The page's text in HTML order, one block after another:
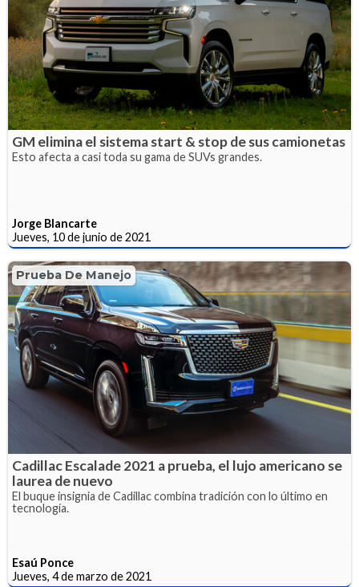
GM elimina el sistema start & stop de sus camionetas
Esto afecta a casi toda su gama de SUVs grandes.
Jorge Blancarte
Jueves, 10 de junio de 2021
Prueba De Manejo
Cadillac Escalade 2021 a prueba, el lujo americano se
laurea de nuevo
El buque insignia de Cadillac combina tradición con lo último en
tecnología.
Esaú Ponce
Jueves, 4 de marzo de 2021